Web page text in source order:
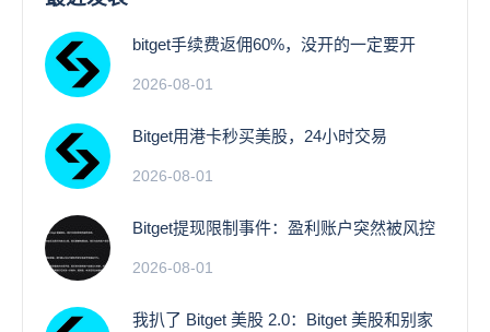
bitget手续费返佣60%，没开的一定要开
2026-08-01
Bitget用港卡秒买美股，24小时交易
2026-08-01
Bitget提现限制事件：盈利账户突然被风控
2026-08-01
我扒了 Bitget 美股 2.0：Bitget 美股和别家